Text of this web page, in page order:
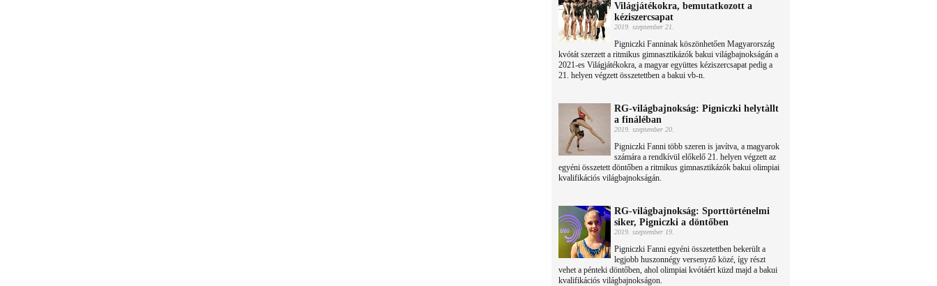
Világjátékokra, bemutatkozott a
kéziszercsapat
2019. szeptember 21.
Pigniczki Fanninak köszönhetően Magyarország
kvótát szerzett a ritmikus gimnasztikázók bakui világbajnokságán a
2021-es Világjátékokra, a magyar együttes kéziszercsapat pedig a
21. helyen végzett összetettben a bakui vb-n.
RG-világbajnokság: Pigniczki helytàllt
a fináléban
2019. szeptember 20.
Pigniczki Fanni több szeren is javítva, a magyarok
számára a rendkívül előkelő 21. helyen végzett az
egyéni összetett döntőben a ritmikus gimnasztikázók bakui olimpiai
kvalifikációs világbajnokságán.
RG-világbajnokság: Sporttörténelmi
siker, Pigniczki a döntőben
2019. szeptember 19.
Pigniczki Fanni egyéni összetettben bekerült a
legjobb huszonnégy versenyző közé, így részt
vehet a pénteki döntőben, ahol olimpiai kvótáért küzd majd a bakui
kvalifikációs világbajnokságon.